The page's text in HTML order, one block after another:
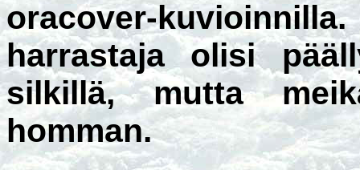
oracover-
harrastaja olisi
silkillä, mutta
homman.